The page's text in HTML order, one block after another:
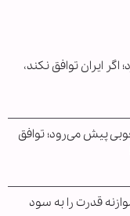
اگر ایران توافق نکند،
پیش می‌رود؛ توافق
قدرت را به سود